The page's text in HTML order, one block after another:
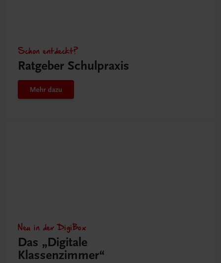
Schon entdeckt?
Ratgeber Schulpraxis
Mehr dazu
Neu in der DigiBox
Das „Digitale
Klassenzimmer“